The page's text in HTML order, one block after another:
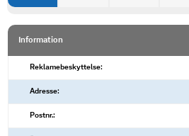
Information
Reklamebeskyttelse:
Adresse:
Postnr.: